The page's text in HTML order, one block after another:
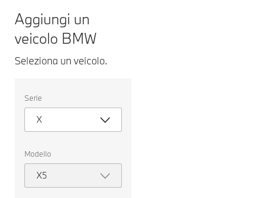
Aggiungi un
veicolo BMW
Seleziona un veicolo.
un
veicolo.
Serie
X
Modello
X5